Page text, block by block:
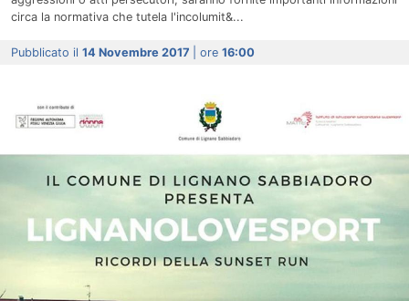
circa la normativa che tutela l'incolumit&...
Pubblicato il 14 Novembre 2017 | ore 16:00